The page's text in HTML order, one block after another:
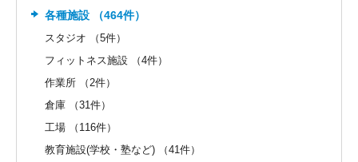
各種施設 （464件）
スタジオ （5件）
フィットネス施設 （4件）
作業所 （2件）
倉庫 （31件）
工場 （116件）
教育施設(学校・塾など) （41件）